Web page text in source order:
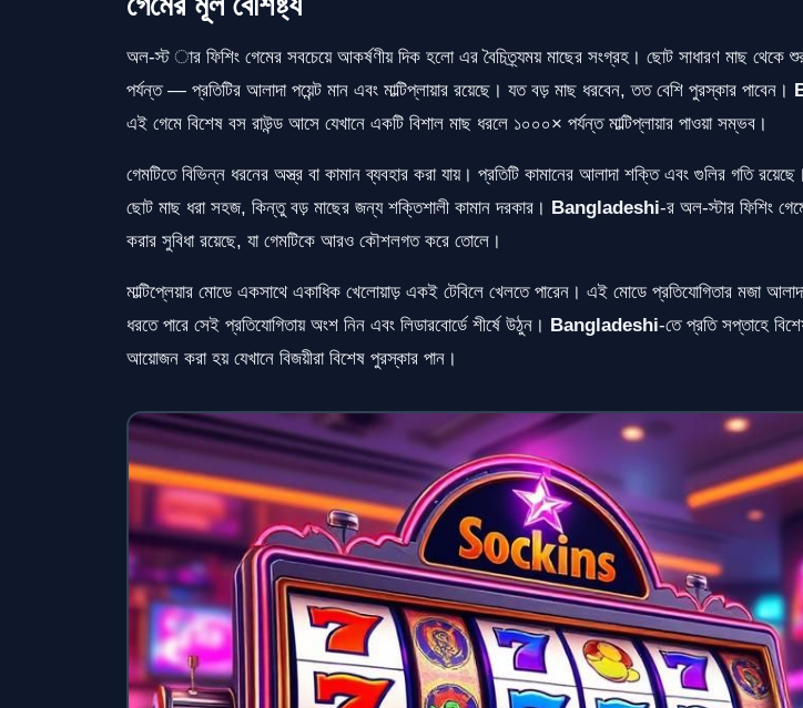
অল-স্ট ার ফিশিং গেমের সবচেয়ে আকর্ষণীয় দিক হলো এর বৈচিত্র্যময় মাছের সংগ্রহ। ছোট সাধারণ মাছ থেকে
পর্যন্ত — প্রতিটির আলাদা পয়েন্ট মান এবং মাল্টিপ্লায়ার রয়েছে। যত বড় মাছ ধরবেন, তত বেশি পুরস্কার পাবেন।
এই গেমে বিশেষ বস রাউন্ড আসে যেখানে একটি বিশাল মাছ ধরলে ১০০০× পর্যন্ত মাল্টিপ্লায়ার পাওয়া সম্ভব।
গেমটিতে বিভিন্ন ধরনের অস্ত্র বা কামান ব্যবহার করা যায়। প্রতিটি কামানের আলাদা শক্তি এবং গুলির গতি
ছোট মাছ ধরা সহজ, কিন্তু বড় মাছের জন্য শক্তিশালী কামান দরকার। Bangladeshi-র অল-স্টার ফিশিং
করার সুবিধা রয়েছে, যা গেমটিকে আরও কৌশলগত করে তোলে।
মাল্টিপ্লেয়ার মোডে একসাথে একাধিক খেলোয়াড় একই টেবিলে খেলতে পারেন। এই মোডে প্রতিযোগিতার মজা
ধরতে পারে সেই প্রতিযোগিতায় অংশ নিন এবং লিডারবোর্ডে শীর্ষে উঠুন। Bangladeshi-তে প্রতি সপ্তাহে বিশেষ
আয়োজন করা হয় যেখানে বিজয়ীরা বিশেষ পুরস্কার পান।